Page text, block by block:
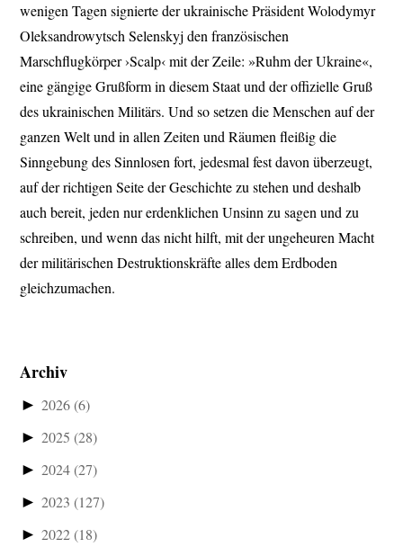
wenigen Tagen signierte der ukrainische Präsident Wolodymyr
Oleksandrowytsch Selenskyj den französischen
Marschflugkörper ›Scalp‹ mit der Zeile: »Ruhm der Ukraine«,
eine gängige Grußform in diesem Staat und der offizielle Gruß
des ukrainischen Militärs. Und so setzen die Menschen auf der
ganzen Welt und in allen Zeiten und Räumen fleißig die
Sinngebung des Sinnlosen fort, jedesmal fest davon überzeugt,
auf der richtigen Seite der Geschichte zu stehen und deshalb
auch bereit, jeden nur erdenklichen Unsinn zu sagen und zu
schreiben, und wenn das nicht hilft, mit der ungeheuren Macht
der militärischen Destruktionskräfte alles dem Erdboden
gleichzumachen.
Archiv
► 2026(6)
► 2025(28)
► 2024(27)
► 2023(127)
► 2022(18)